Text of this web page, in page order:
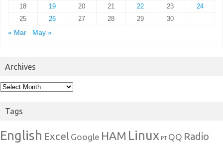
18
19 20 21 22 23
24
25
26 27 28 29
30
« Mar
May »
Archives
Archives
Tags
English Excel Google HAM Linux PT QQ Radio